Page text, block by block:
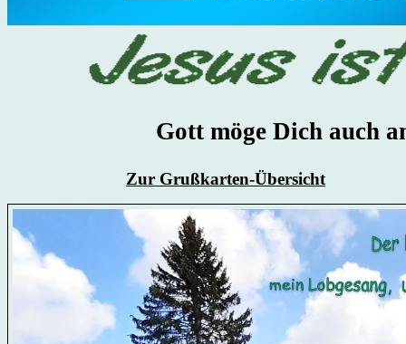
Gott möge Dich auch
Zur Grußkarten-Übersicht